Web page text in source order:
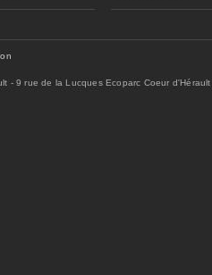
- 9 rue de la Lucques Ecoparc Coeur